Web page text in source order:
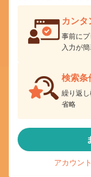
カンタ
事前に
入力が
検索条
繰り返
省略
アカウン